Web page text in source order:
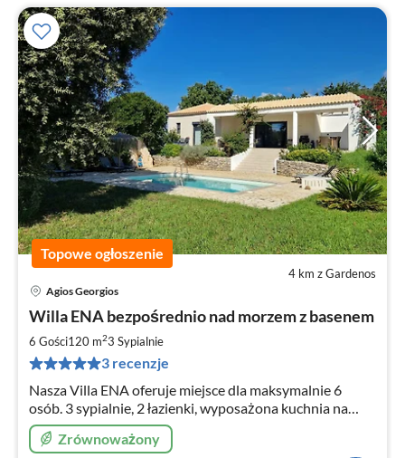
Topowe ogłoszenie
4 km z Gardenos
Agios Georgios
Willa ENA bezpośrednio nad morzem z basenem
6 Gości120 m23 Sypialnie
3 recenzje
Nasza Villa ENA oferuje miejsce dla maksymalnie 6
osób. 3 sypialnie, 2 łazienki, wyposażona kuchnia na
otwartym planie z przestronną częścią dzienną/jadalną
Duży zadaszony taras, prywatny basen i plaża
Zrównoważony